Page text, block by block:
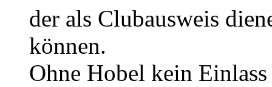
der als Clubausweis
können.
Ohne Hobel kein